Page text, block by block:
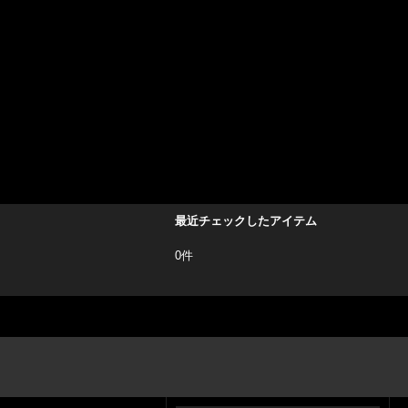
最近チェックしたアイテム
0件